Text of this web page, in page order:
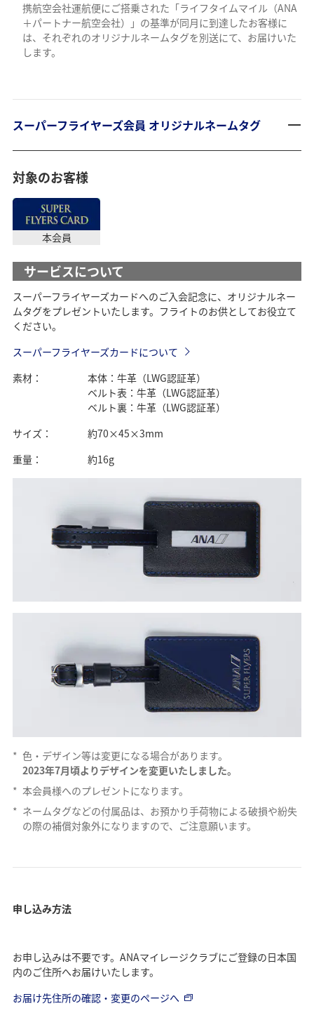
携航空会社運航便にご搭乗された「ライフタイムマイル（ANA
＋パートナー航空会社）」の基準が同月に到達したお客様に
は、それぞれのオリジナルネームタグを別送にて、お届けいた
します。
スーパーフライヤーズ会員 オリジナルネームタグ
対象のお客様
本会員
サービスについて
スーパーフライヤーズカードへのご入会記念に、オリジナルネー
ムタグをプレゼントいたします。フライトのお供としてお役立て
ください。
スーパーフライヤーズカードについて
素材：
本体：牛革（LWG認証革）
ベルト表：牛革（LWG認証革）
ベルト裏：牛革（LWG認証革）
サイズ：
約70×45×3mm
重量：
約16g
* 色・デザイン等は変更になる場合があります。
2023年7月頃よりデザインを変更いたしました。
* 本会員様へのプレゼントになります。
* ネームタグなどの付属品は、お預かり手荷物による破損や紛失
の際の補償対象外になりますので、ご注意願います。
申し込み方法
お申し込みは不要です。ANAマイレージクラブにご登録の日本国
内のご住所へお届けいたします。
お届け先住所の確認・変更のページへ